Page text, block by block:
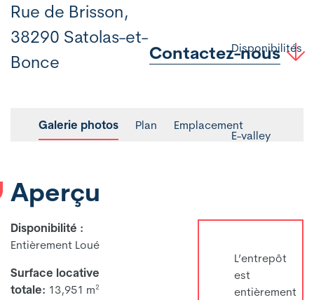
Disponibilités
E-valley
Rue de Brisson,
38290 Satolas-et-
Bonce
Contactez-nous
Galerie photos Plan Emplacement
Aperçu
Disponibilité :
Entièrement Loué
Surface locative
totale: 13,951 m²
L’entrepôt
est
entièrement